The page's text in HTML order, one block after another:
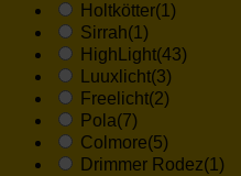
Holtkötter(1)
Sirrah(1)
HighLight(43)
Luuxlicht(3)
Freelicht(2)
Pola(7)
Colmore(5)
Drimmer Rodez(1)